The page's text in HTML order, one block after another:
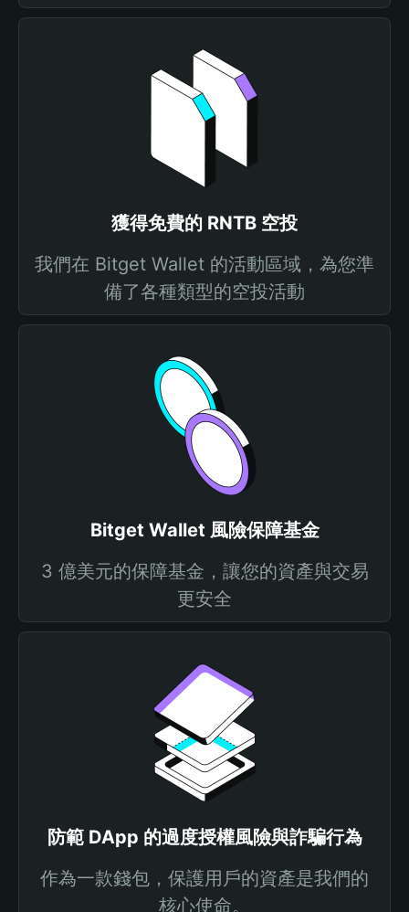
獲得免費的 RNTB 空投
我們在 Bitget Wallet 的活動區域，為您準
備了各種類型的空投活動
Bitget Wallet 風險保障基金
3 億美元的保障基金，讓您的資產與交易
更安全
防範 DApp 的過度授權風險與詐騙行為
作為一款錢包，保護用戶的資產是我們的
核心使命。